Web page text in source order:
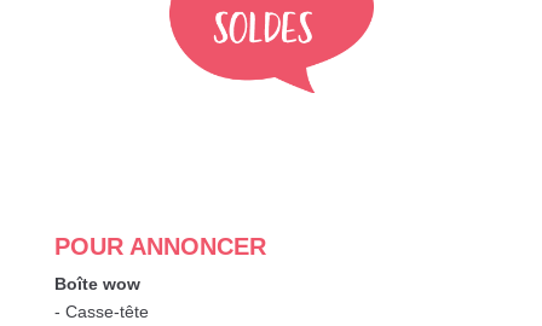
POUR ANNONCER
Boîte wow
- Casse-tête